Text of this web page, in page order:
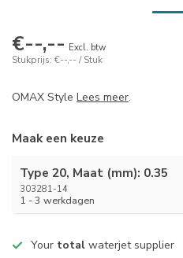
€--,-- Excl. btw
Stukprijs: €--,-- / Stuk
OMAX Style Lees meer.
Maak een keuze
Type 20, Maat (mm): 0.35
303281-14
1 - 3 werkdagen
Your total waterjet supplier